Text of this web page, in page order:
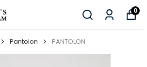
0
Pantolon PANTOLON